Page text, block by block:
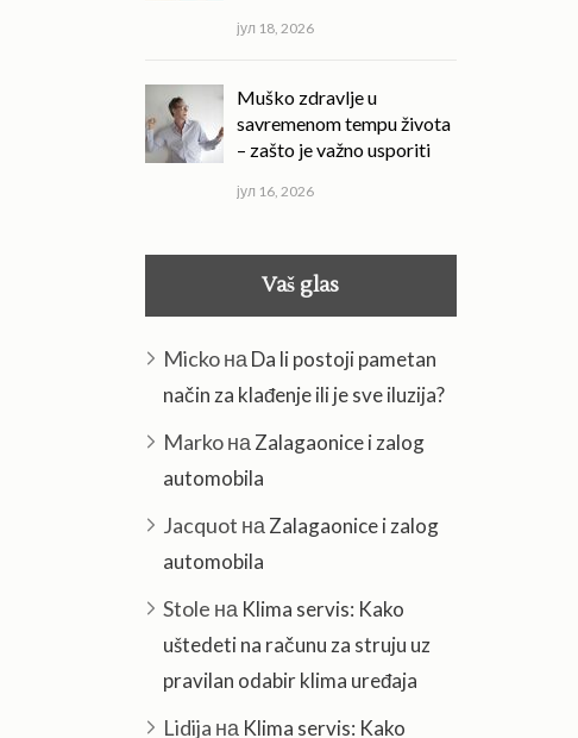
јул 18, 2026
Muško zdravlje u
savremenom tempu života
– zašto je važno usporiti
јул 16, 2026
Vaš glas
Mickoна Da li postoji pametan
način za klađenje ili je sve iluzija?
Markoна Zalagaonice i zalog
automobila
Jacquot на Zalagaonice i zalog
automobila
Stole на Klima servis: Kako
uštedeti na računu za struju uz
pravilan odabir klima uređaja
Lidija на Klima servis: Kako